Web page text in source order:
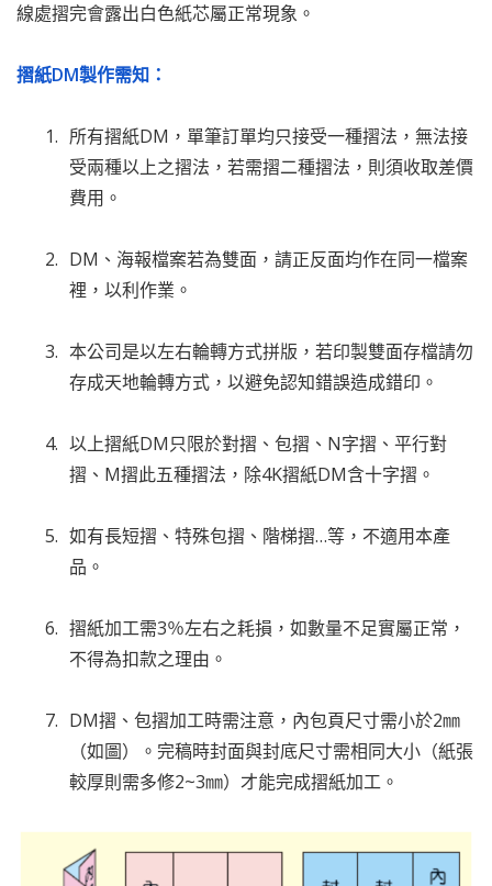
線處摺完會露出白色紙芯屬正常現象。
摺紙DM製作需知：
所有摺紙DM，單筆訂單均只接受一種摺法，無法接
受兩種以上之摺法，若需摺二種摺法，則須收取差價
費用。
DM、海報檔案若為雙面，請正反面均作在同一檔案
裡，以利作業。
本公司是以左右輪轉方式拼版，若印製雙面存檔請勿
存成天地輪轉方式，以避免認知錯誤造成錯印。
以上摺紙DM只限於對摺、包摺、N字摺、平行對
摺、M摺此五種摺法，除4K摺紙DM含十字摺。
如有長短摺、特殊包摺、階梯摺…等，不適用本產
品。
摺紙加工需3％左右之耗損，如數量不足實屬正常，
不得為扣款之理由。
DM摺、包摺加工時需注意，內包頁尺寸需小於2㎜
（如圖）。完稿時封面與封底尺寸需相同大小（紙張
較厚則需多修2~3㎜）才能完成摺紙加工。